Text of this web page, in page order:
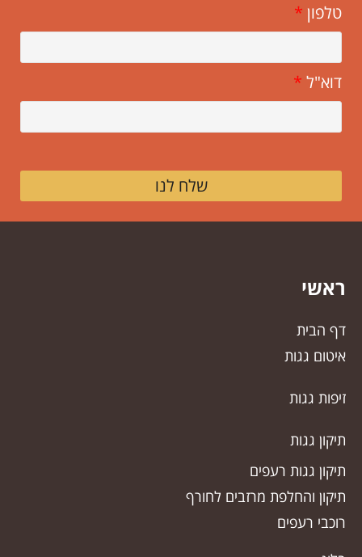
טלפון *
דוא"ל *
שלח לנו
ראשי
דף הבית
איטום גגות
זיפות גגות
תיקון גגות
תיקון גגות רעפים
תיקון והחלפת מרזבים לחורף
רוכבי רעפים